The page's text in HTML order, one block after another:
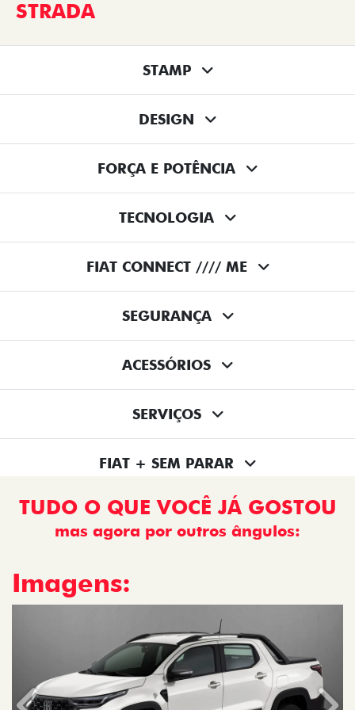
STRADA
STAMP
DESIGN
FORÇA E POTÊNCIA
TECNOLOGIA
FIAT CONNECT //// ME
SEGURANÇA
ACESSÓRIOS
SERVIÇOS
FIAT + SEM PARAR
TUDO O QUE VOCÊ JÁ GOSTOU
mas agora por outros ângulos:
Imagens: